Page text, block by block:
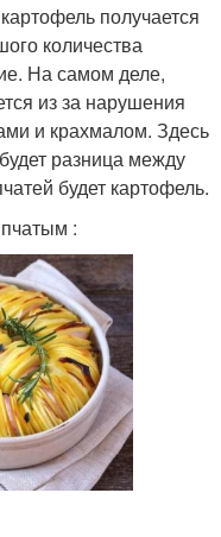
получается
количества
На самом деле,
из за нарушения
и крахмалом. Здесь
разница между
будет картофель.
: